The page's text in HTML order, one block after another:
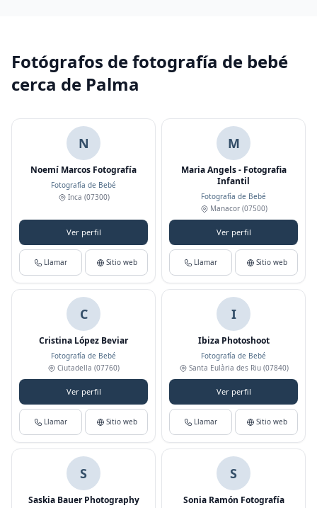
Fotógrafos de fotografía de bebé
cerca de Palma
N
Noemí Marcos Fotografía
Fotografía de Bebé
Inca (07300)
Ver perfil
Llamar Sitio web
M
Maria Angels - Fotografia
Infantil
Fotografía de Bebé
Manacor(07500)
Ver perfil
Llamar Sitio web
C
Cristina López Beviar
Fotografía de Bebé
Ciutadella (07760)
Ver perfil
Llamar Sitio web
I
Ibiza Photoshoot
Fotografía de Bebé
Santa Eulària des Riu(07840)
Ver perfil
Llamar Sitio web
S
Saskia Bauer Photography
S
Sonia Ramón Fotografía